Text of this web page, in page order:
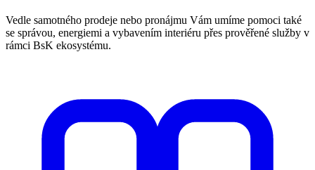
Vedle samotného prodeje nebo pronájmu Vám umíme pomoci také
se správou, energiemi a vybavením interiéru přes prověřené služby v
rámci BsK ekosystému.